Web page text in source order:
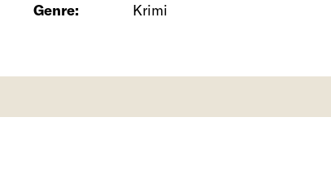
Genre:
Krimi